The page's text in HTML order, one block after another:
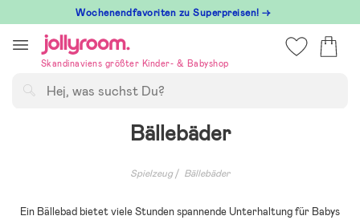
till
innehållet
Wochenendfavoriten zu Superpreisen! →
Skandinaviens größter Kinder- & Babyshop
Bällebäder
Spielzeug Bällebäder
Ein Bällebad bietet viele Stunden spannende Unterhaltung für Babys